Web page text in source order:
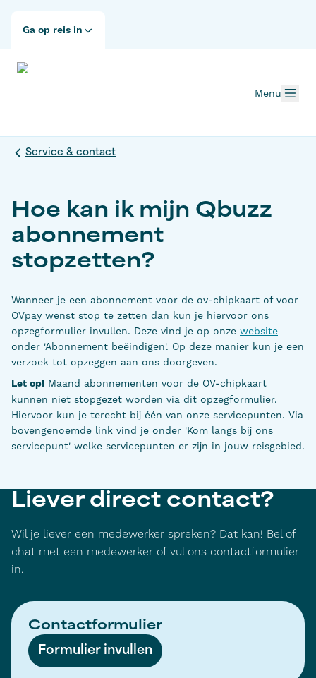
Ga op reis in
Menu
Service & contact
Hoe kan ik mijn Qbuzz
abonnement
stopzetten?
Wanneer je een abonnement voor de ov-chipkaart of voor
OVpay wenst stop te zetten dan kun je hiervoor ons
opzegformulier invullen. Deze vind je op onze website
onder 'Abonnement beëindigen'. Op deze manier kun je een
verzoek tot opzeggen aan ons doorgeven.
Let op! Maand abonnementen voor de OV-chipkaart
kunnen niet stopgezet worden via dit opzegformulier.
Hiervoor kun je terecht bij één van onze servicepunten. Via
bovengenoemde link vind je onder 'Kom langs bij ons
servicepunt' welke servicepunten er zijn in jouw reisgebied.
Liever direct contact?
Wil je liever een medewerker spreken? Dat kan! Bel of
chat met een medewerker of vul ons contactformulier
in.
Contactformulier
Formulier invullen